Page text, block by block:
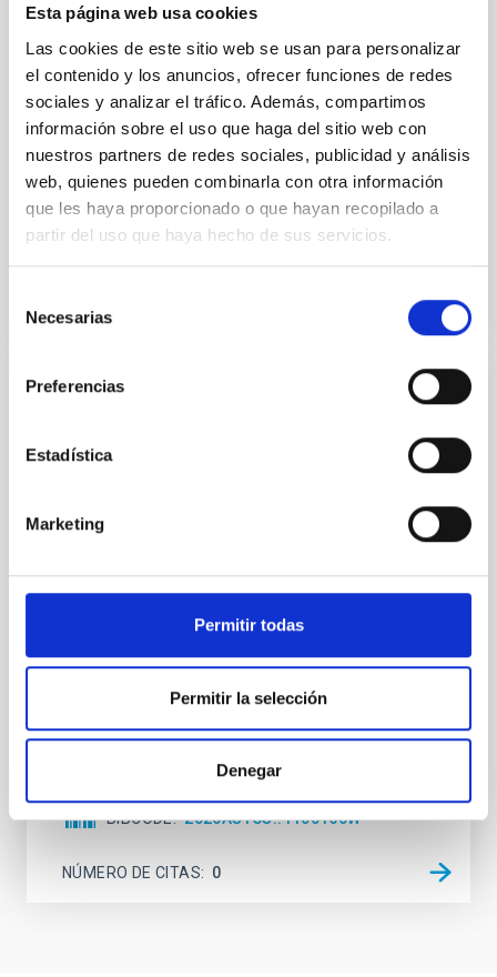
Esta página web usa cookies
Las cookies de este sitio web se usan para personalizar
el contenido y los anuncios, ofrecer funciones de redes
sociales y analizar el tráfico. Además, compartimos
información sobre el uso que haga del sitio web con
nuestros partners de redes sociales, publicidad y análisis
web, quienes pueden combinarla con otra información
que les haya proporcionado o que hayan recopilado a
partir del uso que haya hecho de sus servicios.
Necesarias
Preferencias
Estadística
Marketing
Permitir todas
Permitir la selección
Denegar
vapor atmosphere. Secondary eclipse thermal
these atmospheres on a rocky planet. We observed
single JWST MIRI/LRS secondary eclipses for 10
ultra-hot
Smith, Cole et al.
Fecha de publicación: 6 2026
NÚMERO DE CITAS
Habitable Worlds
(SMBH) activity on habitability has garnered
(AGN) winds, particularly ultrafast outflows (UFOs),
on planetary atmospheres remain largely
unexplored. This study aims to fill this gap by
at the
Fecha de publicación: 6 2026
BIBCODE 2026ASTCS..1100130W
NÚMERO DE CITAS 0